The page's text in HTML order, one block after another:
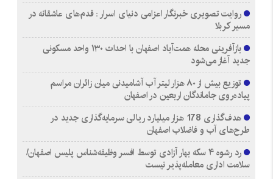
روایت تصویری خبرنگار اعزامی دنیای اسرار : قدم‌های عاشقانه در
مسیر کربلا
بازآفرینی محله همت‌آباد اصفهان با احداث ۱۳۰ واحد مسکونی
جدید آغاز می‌شود
توزیع بیش از ۸۰ هزار لیتر آب آشامیدنی میان زائران مراسم
پیاده‌روی جاماندگان اربعین در اصفهان
هدف‌گذاری 178 هزار میلیارد ریالی سرمایه‌گذاری جدید در
طرح‌های آب و فاضلاب اصفهان
رد رشوه ۴ سکه بهار آزادی توسط افسر وظیفه‌شناس پلیس اصفهان/
سلامت اداری معامله‌پذیر نیست